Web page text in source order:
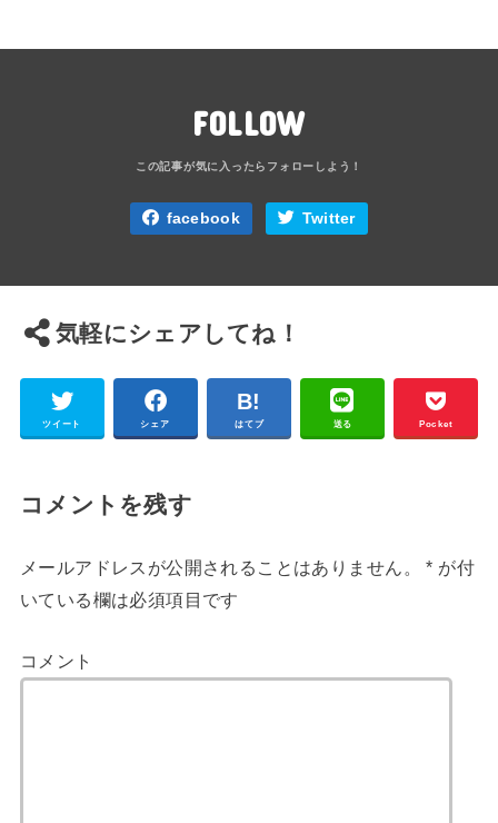
FOLLOW
facebook Twitter
気軽にシェアしてね！
ツイート シェア はてブ 送る Pocket
コメントを残す
メールアドレスが公開されることはありません。 * が付
いている欄は必須項目です
コメント